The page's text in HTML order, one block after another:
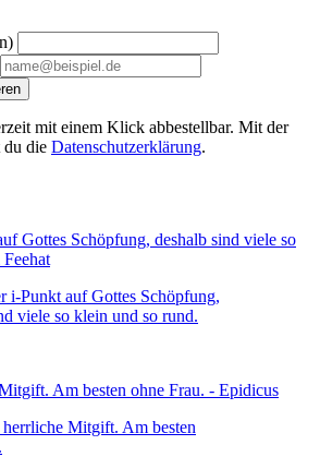
mit einem Klick abbestellbar. Mit der
du die Datenschutzerklärung.
i-Punkt auf Gottes Schöpfung,
viele so klein und so rund.
Mitgift. Am besten